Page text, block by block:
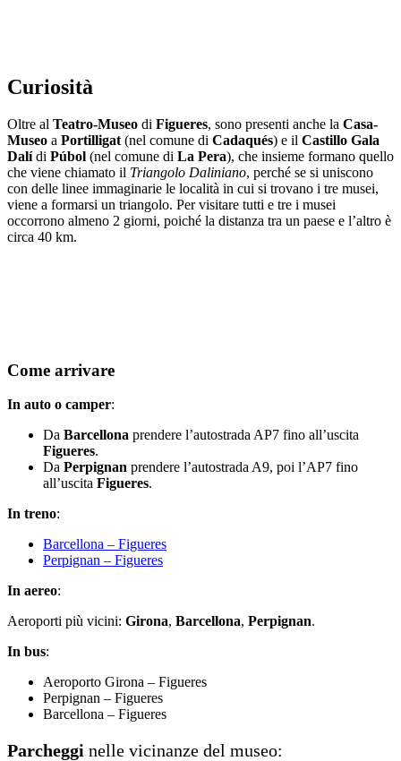
Curiosità
Oltre al Teatro-Museo di Figueres, sono presenti anche la Casa-
Museo a Portilligat (nel comune di Cadaqués) e il Castillo Gala
Dalídi Púbol (nel comune di La Pera), che insieme formano quello
che viene chiamato il Triangolo Daliniano, perché se si uniscono
con delle linee immaginarie le località in cui si trovano i tre musei,
viene a formarsi un triangolo. Per visitare tutti e tre i musei
occorrono almeno 2 giorni, poiché la distanza tra un paese e l’altro è
circa 40 km.
Come arrivare
In auto o camper:
Da Barcellona prendere l’autostrada AP7 fino all’uscita
Figueres.
Da Perpignan prendere l’autostrada A9, poi l’AP7 fino
all’uscita Figueres.
In treno:
Barcellona – Figueres
Perpignan – Figueres
In aereo:
Aeroporti più vicini: Girona, Barcellona, Perpignan.
In bus:
Aeroporto Girona – Figueres
Perpignan – Figueres
Barcellona – Figueres
Parcheggi nelle vicinanze del museo: